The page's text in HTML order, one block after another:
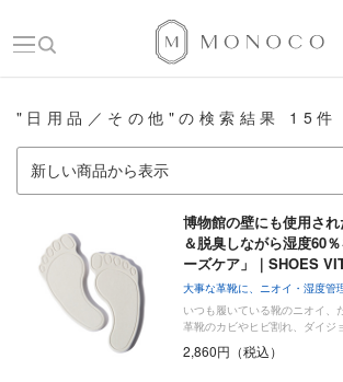
"日用品／その他"の検索結果 15件
博物館の壁にも使用さ
＆脱臭しながら湿度60
ーズケア」｜SHOES
大事な革靴に、ニオイ・湿度管
いつも履いている靴のニオイ、
革靴のカビやヒビ割れ、ダイ
2,860円（税込）